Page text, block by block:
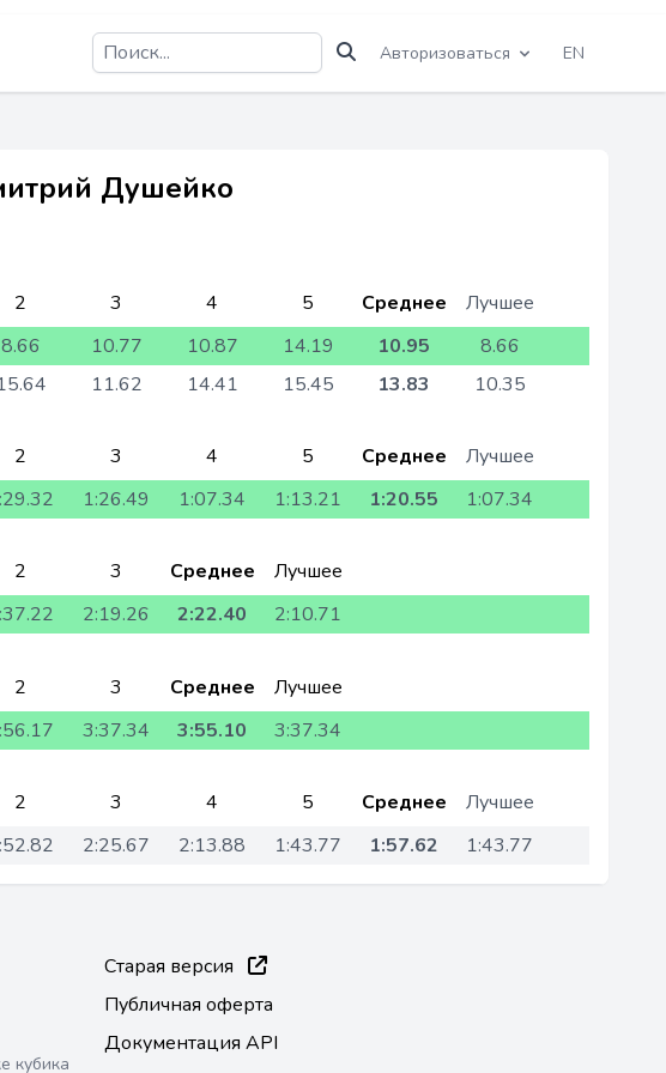
Авторизоваться EN
Душейко
2 3 4 5 Среднее
Лучшее
8.66 10.77 10.87 14.19 10.95
8.66
11.62 14.41 15.45 13.83 10.35
2 3 4 5 Среднее
Лучшее
1:26.49 1:07.34 1:13.21 1:20.55 1:07.34
2 3 Среднее
Лучшее
2:19.26 2:22.40 2:10.71
2 3 Среднее
Лучшее
3:37.34 3:55.10 3:37.34
2 3 4 5 Среднее
Лучшее
2:25.67 2:13.88 1:43.77 1:57.62 1:43.77
кубика
Старая версия
Публичная оферта
Документация API